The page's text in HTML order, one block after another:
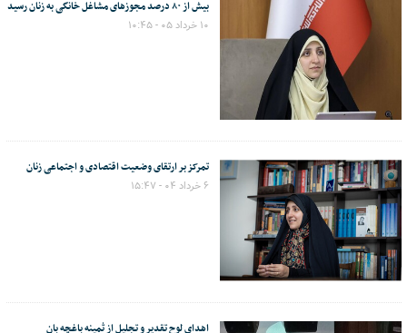
خانواده
کل اخبار:66
بیش از ۸۰ درصد مجوزهای مشاغل خانگی به زنان رسید
۱۰ خرداد ۰۵ - ۱۰:۴۵
تمرکز بر ارتقای وضعیت اقتصادی و اجتماعی زنان
۶ خرداد ۰۴ - ۱۵:۴۷
اهدای لوح تقدیر و تجلیل از ثمینه باغچه بان